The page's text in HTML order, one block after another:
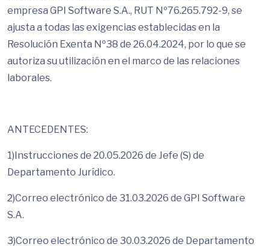
empresa GPI Software S.A., RUT Nº76.265.792-9, se
ajusta a todas las exigencias establecidas en la
Resolución Exenta Nº38 de 26.04.2024, por lo que se
autoriza su utilización en el marco de las relaciones
laborales.
ANTECEDENTES:
1)Instrucciones de 20.05.2026 de Jefe (S) de
Departamento Jurídico.
2)Correo electrónico de 31.03.2026 de GPI Software
S.A.
3)Correo electrónico de 30.03.2026 de Departamento